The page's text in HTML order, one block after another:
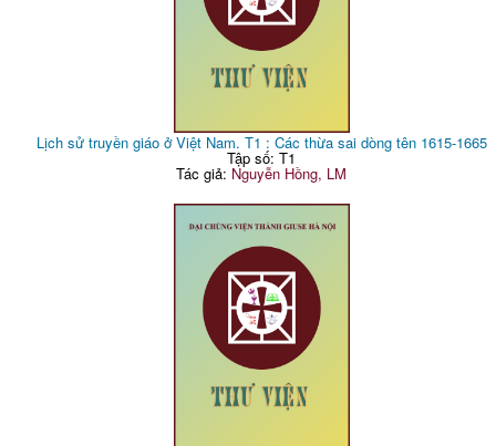
Lịch sử truyền giáo ở Việt Nam. T1 : Các thừa sai dòng tên 1615-1665
Tập số: T1
Tác giả: Nguyễn Hồng, LM